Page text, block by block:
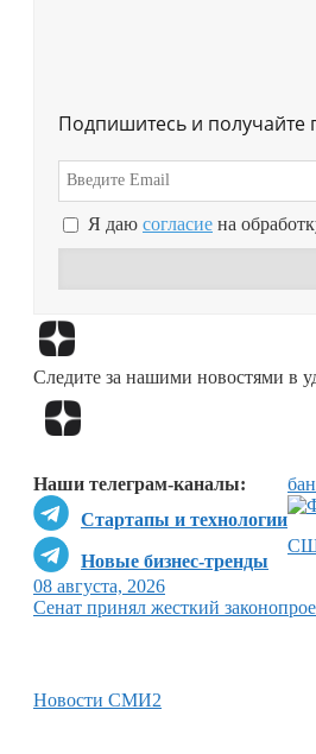
Подпишитесь и
Я даю согласие на
Следите за нашими новостями в
Наши телеграм-каналы:
Стартапы и технологии
Новые бизнес-тренды
08 августа, 2026
Сенат принял жесткий
Новости СМИ2